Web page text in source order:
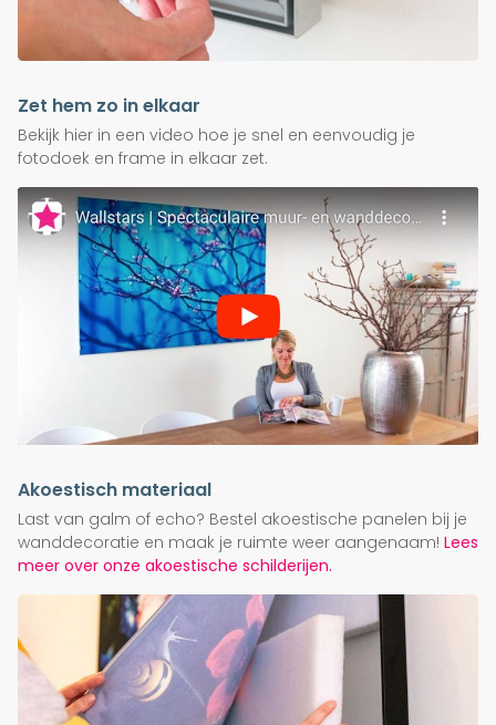
Zet hem zo in elkaar
Bekijk hier in een video hoe je snel en eenvoudig je
fotodoek en frame in elkaar zet.
Akoestisch materiaal
Last van galm of echo? Bestel akoestische panelen bij je
wanddecoratie en maak je ruimte weer aangenaam! Lees
meer over onze akoestische schilderijen.